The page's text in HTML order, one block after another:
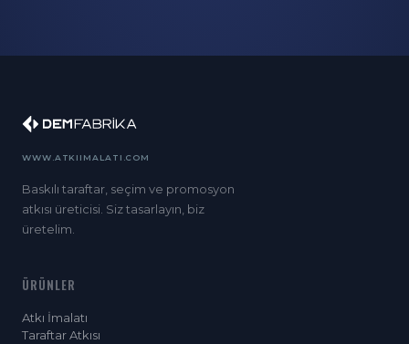
WWW.ATKIIMALATI.COM
Baskılı taraftar, seçim ve promosyon
atkısı üreticisi. Siz tasarlayın, biz
üretelim.
ÜRÜNLER
Atkı İmalatı
Taraftar Atkısı